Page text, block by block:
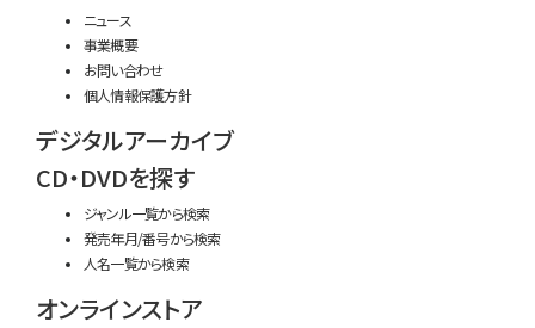
ニュース
事業概要
お問い合わせ
個人情報保護方針
デジタルアーカイブ
CD・DVDを探す
ジャンル一覧から検索
発売年月/番号から検索
人名一覧から検索
オンラインストア